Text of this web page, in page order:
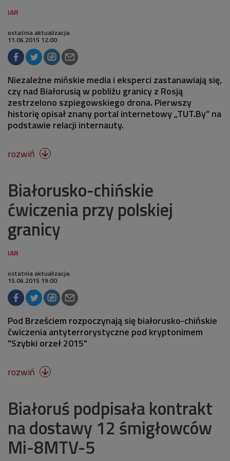
ostatnia aktualizacja:
11.06.2015 12:00
Niezależne mińskie media i eksperci zastanawiają się,
czy nad Białorusią w pobliżu granicy z Rosją
zestrzelono szpiegowskiego drona. Pierwszy
historię opisał znany portal internetowy „TUT.By” na
podstawie relacji internauty.
rozwiń 
Białorusko-chińskie
ćwiczenia przy polskiej
granicy
ostatnia aktualizacja:
15.06.2015 19:00
Pod Brześciem rozpoczynają się białorusko-chińskie
ćwiczenia antyterrorystyczne pod kryptonimem
"Szybki orzeł 2015"
rozwiń 
Białoruś podpisała kontrakt
na dostawy 12 śmigłowców
Mi-8MTV-5